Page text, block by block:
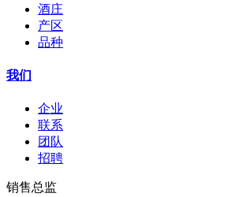
酒庄
产区
品种
我们
企业
联系
团队
招聘
销售总监